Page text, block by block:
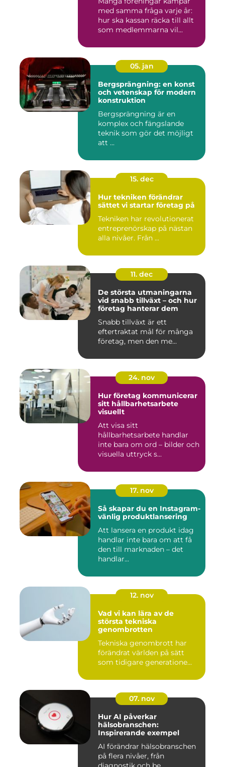
med samma fråga varje år:
hur ska kassan räcka till allt
som medlemmarna vil...
05. jan
Bergsprängning: en konst
och vetenskap för modern
konstruktion
Bergsprängning är en
komplex och fängslande
teknik som gör det möjligt
att ...
15. dec
Hur tekniken förändrar
sättet vi startar företag på
Tekniken har revolutionerat
entreprenörskap på nästan
alla nivåer. Från ...
11. dec
De största utmaningarna
vid snabb tillväxt – och hur
företag hanterar dem
Snabb tillväxt är ett
eftertraktat mål för många
företag, men den me...
24. nov
Hur företag kommunicerar
sitt hållbarhetsarbete
visuellt
Att visa sitt
hållbarhetsarbete handlar
inte bara om ord – bilder och
visuella uttryck s...
17. nov
Så skapar du en Instagram-
vänlig produktlansering
Att lansera en produkt idag
handlar inte bara om att få
den till marknaden – det
handlar...
12. nov
Vad vi kan lära av de
största tekniska
genombrotten
Tekniska genombrott har
förändrat världen på sätt
som tidigare generatione...
07. nov
Hur AI påverkar
hälsobranschen:
Inspirerande exempel
AI förändrar hälsobranschen
på flera nivåer, från